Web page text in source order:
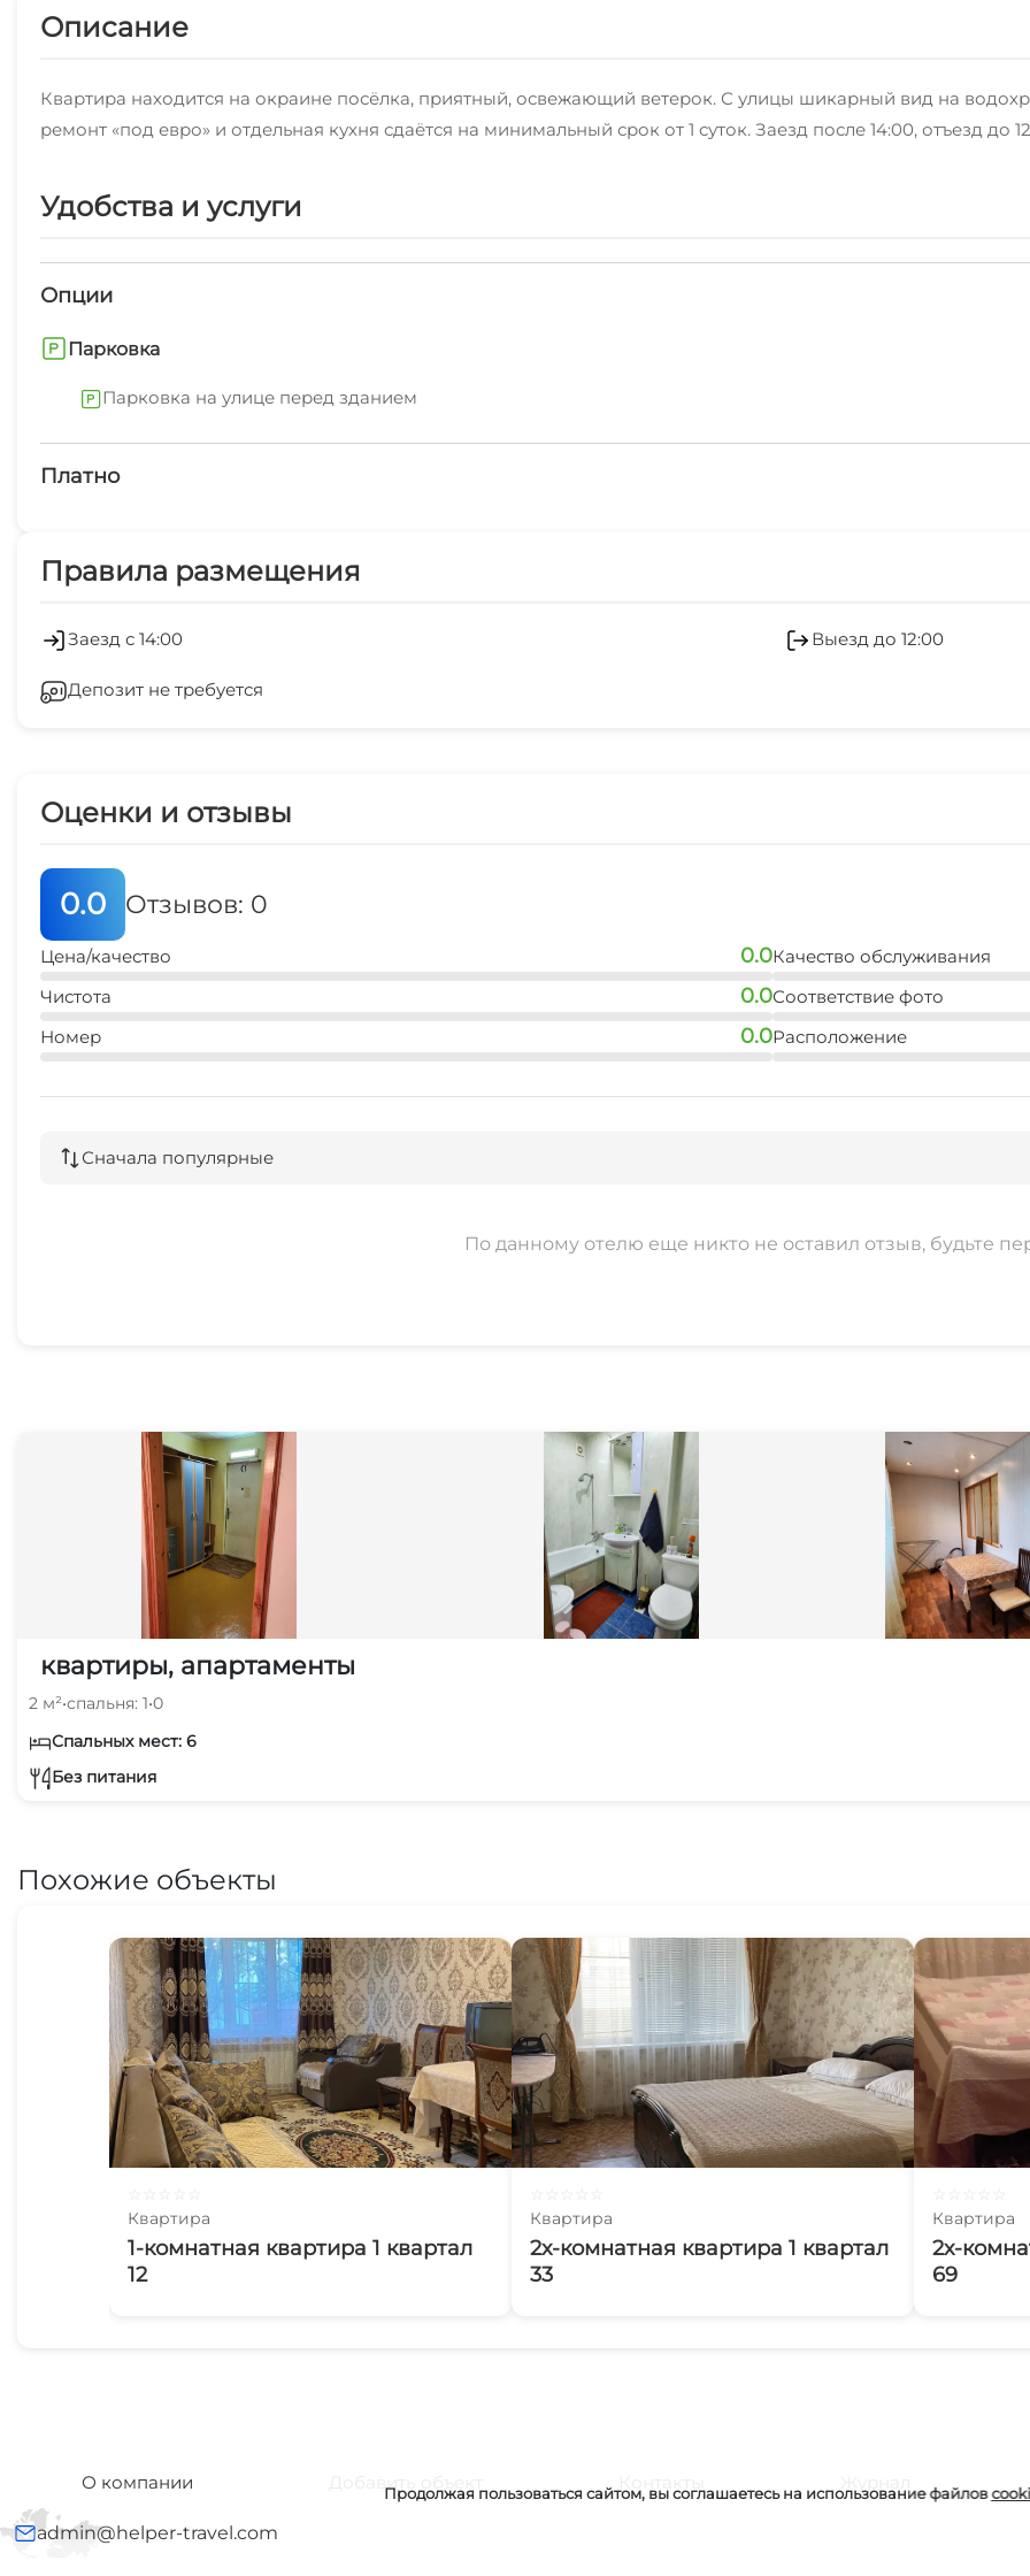
Описание
Квартира находится на окраине посёлка, приятный, освежающий ветерок. С улицы шикарный вид на
ремонт «под евро» и отдельная кухня сдаётся на минимальный срок от 1 суток. Заезд после 14:00, отъезд до
Удобства и услуги
Опции
Парковка
Парковка на улице перед зданием
Платно
Холодильник
Правила размещения
Заезд с 14:00 Выезд до 12:00
Депозит не требуется
Оценки и отзывы
0.0 Отзывов: 0
Цена/качество 0.0
Чистота 0.0
Номер 0.0
Качество обслуживания
Соответствие фото
Расположение
Сначала популярные
По данному отелю еще никто не оставил отзыв, будьте
квартиры, апартаменты
2 м²•спальня: 1•0
Спальных мест: 6
Без питания
Похожие объекты
Квартира
1-комнатная квартира 1 квартал
12
Квартира
2х-комнатная квартира 1 квартал
33
Квартира
2х-
69
Продолжая пользоваться сайтом, вы соглашаетесь на использование файлов
О компании Добавить объект
admin@helper-travel.com